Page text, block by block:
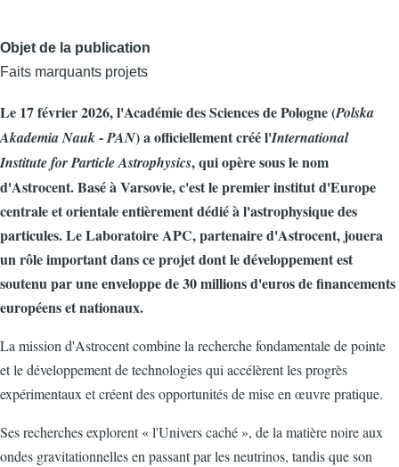
Objet de la publication
Faits marquants projets
Body
Le 17 février 2026, l'Académie des Sciences de Pologne (Polska
Akademia Nauk-PAN) a officiellement créé l'International
Institute for Particle Astrophysics, qui opère sous le nom
d'Astrocent. Basé à Varsovie, c'est le premier institut d'Europe
centrale et orientale entièrement dédié à l'astrophysique des
particules. Le Laboratoire APC, partenaire d'Astrocent, jouera
un rôle important dans ce projet dont le développement est
soutenu par une enveloppe de 30 millions d'euros de financements
européens et nationaux.
La mission d'Astrocent combine la recherche fondamentale de pointe
et le développement de technologies qui accélèrent les progrès
expérimentaux et créent des opportunités de mise en œuvre pratique.
Ses recherches explorent « l'Univers caché », de la matière noire aux
ondes gravitationnelles en passant par les neutrinos, tandis que son